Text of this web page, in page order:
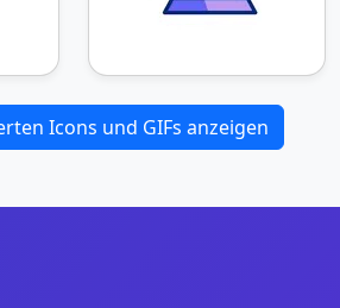
Icons und GIFs anzeigen